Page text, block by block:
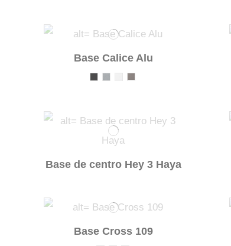
Base Calice Alu
Base de centro Hey 3 Haya
Base Cross 109